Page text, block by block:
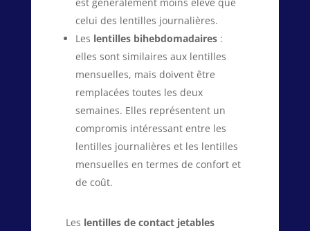
est généralement moins élevé que
celui des lentilles journalières.
Les lentilles bihebdomadaires:
elles sont similaires aux lentilles
mensuelles, mais doivent être
remplacées toutes les deux
semaines. Elles représentent un
compromis intéressant entre les
lentilles journalières et les lentilles
mensuelles en termes de confort et
de coût.
Les lentilles de contact jetables